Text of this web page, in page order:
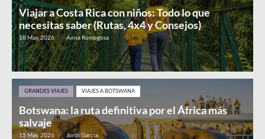
Viajar a Costa Rica con niños: Todo lo que
necesitas saber (Rutas, 4x4 y Consejos)
18 May, 2026 Anna Romogosa
Botswana: la ruta definitiva por el África más
salvaje
GRANDES VIAJES VIAJES A BOTSWANA
15 May, 2026 Jordi Garcia